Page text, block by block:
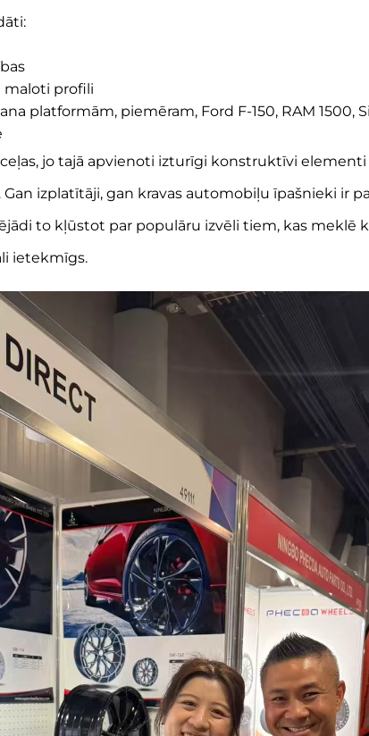
maloti profili
platformām, piemēram, Ford F-150, RAM 1500,
jo tajā apvienoti izturīgi konstruktīvi
izplatītāji, gan kravas automobiļu īpašnieki ir
to kļūstot par populāru izvēli tiem, kas meklē
ietekmīgs.